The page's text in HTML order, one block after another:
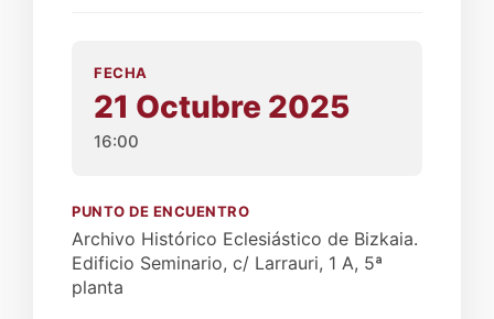
FECHA
21 Octubre 2025
16:00
PUNTO DE ENCUENTRO
Archivo Histórico Eclesiástico de Bizkaia.
Edificio Seminario, c/ Larrauri, 1 A, 5ª
planta